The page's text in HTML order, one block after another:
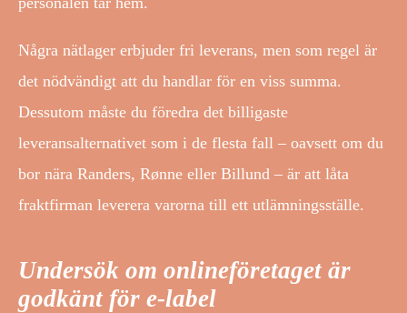
Några nätlager erbjuder fri leverans, men som regel är
det nödvändigt att du handlar för en viss summa.
Dessutom måste du föredra det billigaste
leveransalternativet som i de flesta fall – oavsett om du
bor nära Randers, Rønne eller Billund – är att låta
fraktfirman leverera varorna till ett utlämningsställe.
Undersök om onlineföretaget är
godkänt för e-label